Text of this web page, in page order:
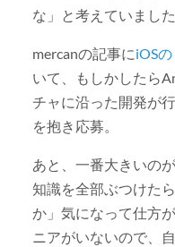
な」と考えていました
mercanの記事にiOS
いて、もしかしたら
チャに沿った開発が
を抱き応募。
あと、一番大きいの
知識を全部ぶつけた
か」気になって仕方
ニアがいないので、